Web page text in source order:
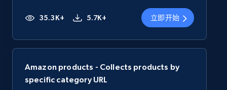
35.3K+ 5.7K+ 立即开始
Amazon products - Collects products by
specific category URL